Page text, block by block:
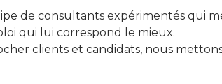
de consultants expérimentés qui
qui lui correspond le mieux.
clients et candidats, nous